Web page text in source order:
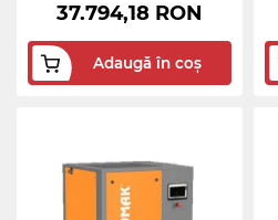
37.794,18 RON
Adaugă în coș